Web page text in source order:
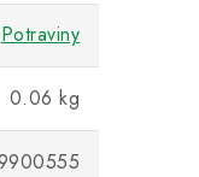
Potraviny
0.06 kg